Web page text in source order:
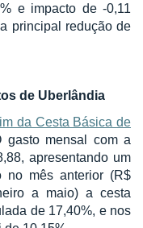
e impacto de -0,11
principal redução de
de Uberlândia
da Cesta Básica de
gasto mensal com a
apresentando um
no mês anterior (R$
a maio) a cesta
de 17,40%, e nos